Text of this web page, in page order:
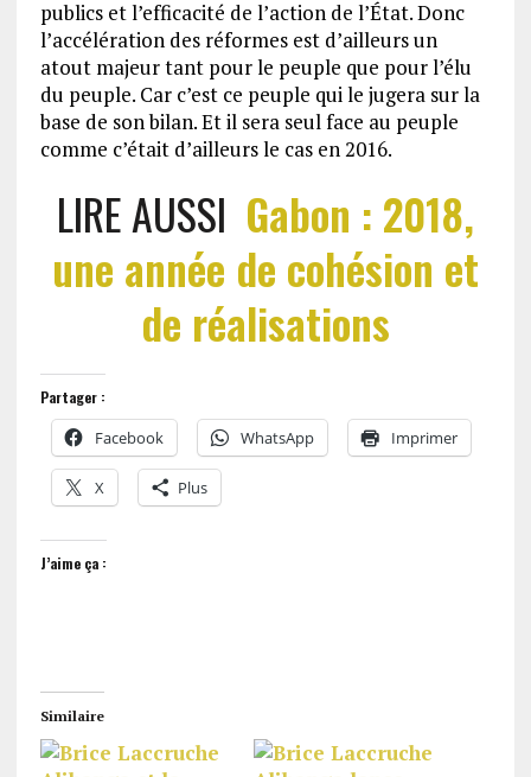
publics et l’efficacité de l’action de l’État. Donc
l’accélération des réformes est d’ailleurs un
atout majeur tant pour le peuple que pour l’élu
du peuple. Car c’est ce peuple qui le jugera sur la
base de son bilan. Et il sera seul face au peuple
comme c’était d’ailleurs le cas en 2016.
LIRE AUSSI Gabon : 2018,
une année de cohésion et
de réalisations
Partager :
Facebook WhatsApp Imprimer
X Plus
J’aime ça :
Similaire